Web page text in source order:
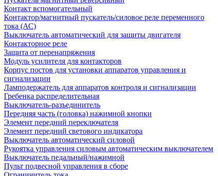
Контакт вспомогательный
Контактор/магнитный пускатель/силовое реле переменного
тока (АС)
Выключатель автоматический для защиты двигателя
Контакторное реле
Защита от перенапряжения
Модуль усилителя для контакторов
Корпус постов для установки аппаратов управления и
сигнализации
Ламподержатель для аппаратов контроля и сигнализации
Гребенка распределительная
Выключатель-разъединитель
Передняя часть (головка) нажимной кнопки
Элемент передний переключателя
Элемент передний светового индикатора
Выключатель автоматический силовой
Рукоятка управления силовым автоматическим выключателем
Выключатель педальный/нажимной
Пульт подвесной управления в сборе